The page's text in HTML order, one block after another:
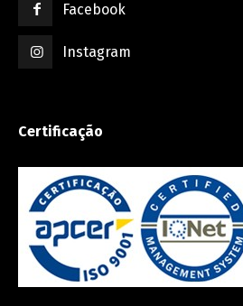
Facebook
Instagram
Certificação